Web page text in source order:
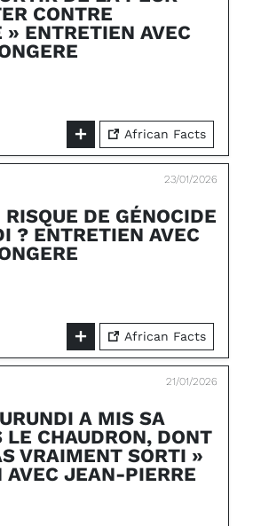
CONTRE
» ENTRETIEN AVEC
African Facts
23/01/2026
DE GÉNOCIDE
? ENTRETIEN AVEC
African Facts
21/01/2026
A MIS SA
CHAUDRON, DONT
VRAIMENT SORTI »
AVEC JEAN-PIERRE